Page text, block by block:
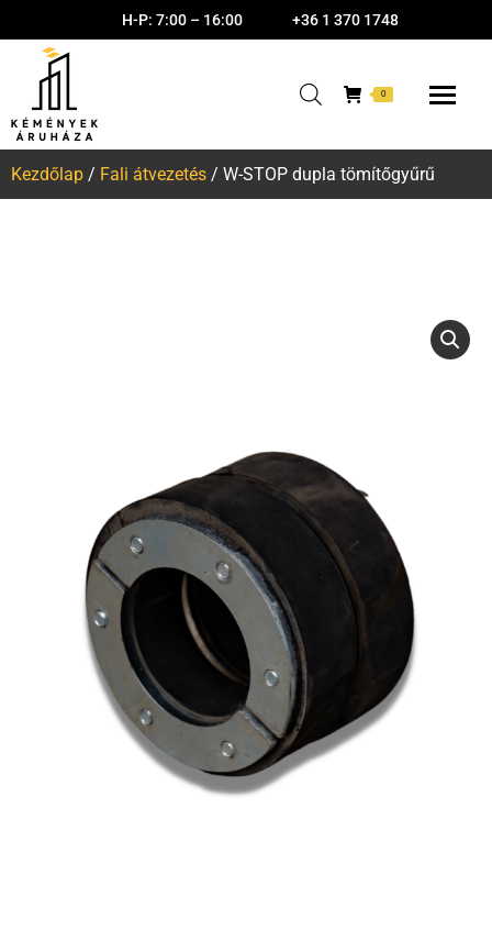
H-P: 7:00 – 16:00 +36 1 370 1748
0
Kezdőlap / Fali átvezetés / W-STOP dupla tömítőgyűrű